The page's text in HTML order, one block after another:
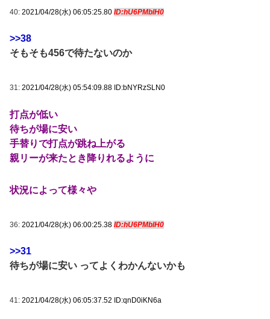
40: 2021/04/28(水) 06:05:25.80 ID:hU6PMblH0
>>38
そもそも456で待たないのか
31: 2021/04/28(水) 05:54:09.88 ID:bNYRzSLN0
打点が低い
待ちが場に安い
手替りで打点が跳ね上がる
親リーが来たとき降りれるように
状況によって様々や
36: 2021/04/28(水) 06:00:25.38 ID:hU6PMblH0
>>31
待ちが場に安い ってよくわかんないかも
41: 2021/04/28(水) 06:05:37.52 ID:qnD0iKN6a